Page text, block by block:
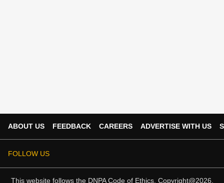
ABOUT US FEEDBACK CAREERS ADVERTISE WITH US
FOLLOW US
This website follows the DNPA Code of Ethics. Copyright@2026.